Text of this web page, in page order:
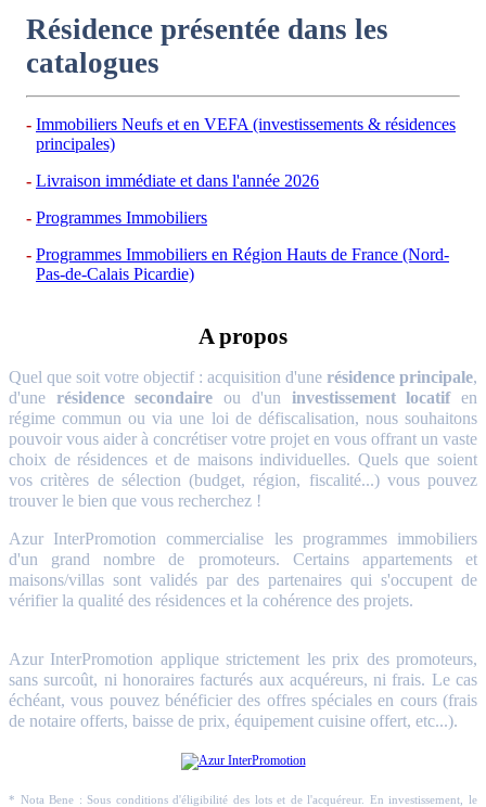
Résidence présentée dans les
catalogues
Immobiliers Neufs et en VEFA (investissements & résidences
principales)
Livraison immédiate et dans l'année 2026
Programmes Immobiliers
Programmes Immobiliers en Région Hauts de France (Nord-
Pas-de-Calais Picardie)
A propos
Quel que soit votre objectif : acquisition d'une résidence principale,
d'une résidence secondaire ou d'un investissement locatifen
régime commun ou via une loi de défiscalisation, nous souhaitons
pouvoir vous aider à concrétiser votre projet en vous offrant un vaste
choix de résidences et de maisons individuelles. Quels que soient
vos critères de sélection (budget, région, fiscalité...) vous pouvez
trouver le bien que vous recherchez !
Azur InterPromotion commercialise les programmes immobiliers
d'un grand nombre de promoteurs. Certains appartements et
maisons/villas sont validés par des partenaires qui s'occupent de
vérifier la qualité des résidences et la cohérence des projets.
Azur InterPromotion applique strictement les prix des promoteurs,
sans surcoût, ni honoraires facturés aux acquéreurs, ni frais. Le cas
échéant, vous pouvez bénéficier des offres spéciales en cours (frais
de notaire offerts, baisse de prix, équipement cuisine offert, etc...).
* Nota Bene : Sous conditions d'éligibilité des lots et de l'acquéreur. En investissement, le